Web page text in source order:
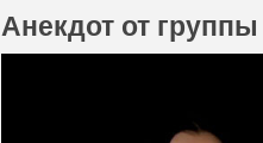
Анекдот от